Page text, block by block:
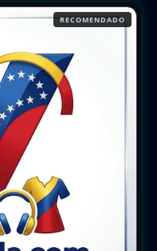
RECOMENDADO